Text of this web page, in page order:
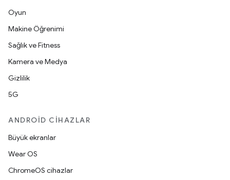
Oyun
Makine Öğrenimi
Sağlık ve Fitness
Kamera ve Medya
Gizlilik
5G
ANDROID CIHAZLAR
Büyük ekranlar
Wear OS
ChromeOS cihazlar